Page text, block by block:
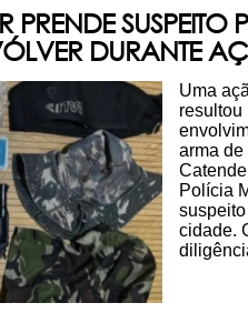
PRENDE
DURANTE
Uma
resultou
arma de
Polícia
cidade.